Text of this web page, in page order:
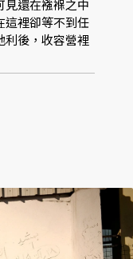
見還在襁褓之中
這裡卻等不到任
利後，收容營裡